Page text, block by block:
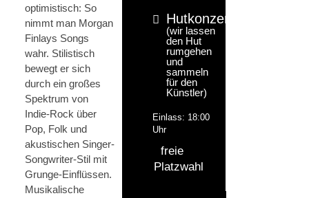
optimistisch: So
nimmt man Morgan
Finlays Songs
wahr. Stilistisch
bewegt er sich
durch ein großes
Spektrum von
Indie-Rock über
Pop, Folk und
akustischen Singer-
Songwriter-Stil mit
Grunge-Einflüssen.
Musikalische
Hutkonzert
(wir lassen
den Hut
rumgehen
und
sammeln
für den
Künstler)
Einlass: 18:00
Uhr
freie
Platzwahl